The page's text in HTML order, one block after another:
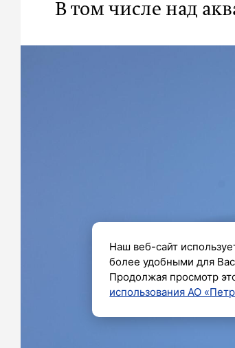
В том числе над
Наш веб-сайт
более удобными для
Продолжая просмотр
использования АО